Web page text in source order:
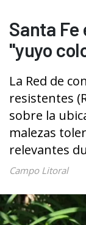
Santa
"yuyo
La Red de
resistentes
sobre la
malezas
relevantes
Campo Litoral